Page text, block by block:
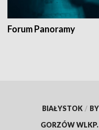
Forum Panoramy
BIAŁYSTOK /
GORZÓW WLKP.